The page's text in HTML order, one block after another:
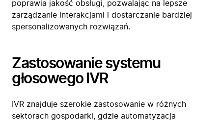
poprawia jakość obsługi, pozwalając na lepsze
zarządzanie interakcjami i dostarczanie bardziej
spersonalizowanych rozwiązań.
Zastosowanie systemu
głosowego IVR
IVR znajduje szerokie zastosowanie w różnych
sektorach gospodarki, gdzie automatyzacja